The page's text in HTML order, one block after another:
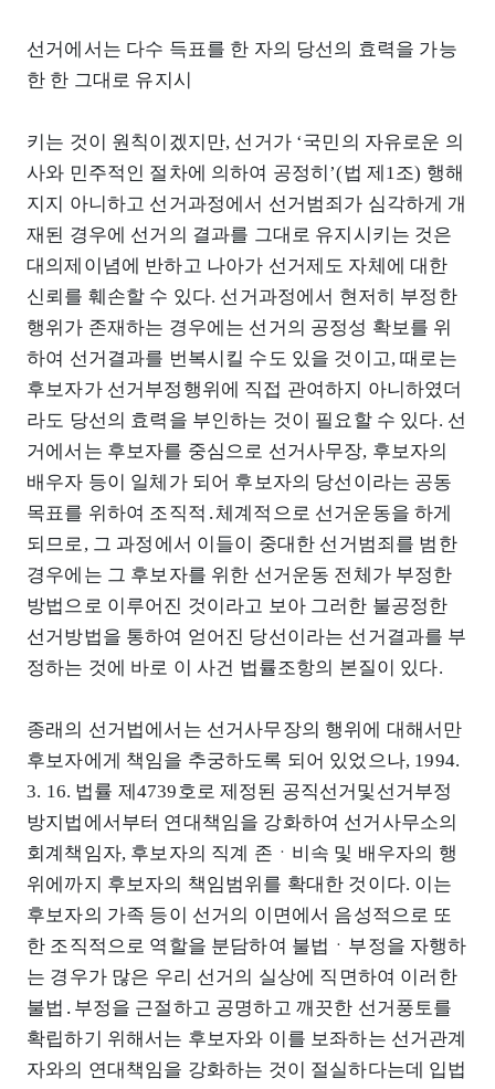
선거에서는 다수 득표를 한 자의 당선의 효력을 가능
한 한 그대로 유지시
키는 것이 원칙이겠지만, 선거가 ‘국민의 자유로운 의
사와 민주적인 절차에 의하여 공정히’(법 제1조) 행해
지지 아니하고 선거과정에서 선거범죄가 심각하게 개
재된 경우에 선거의 결과를 그대로 유지시키는 것은
대의제이념에 반하고 나아가 선거제도 자체에 대한
신뢰를 훼손할 수 있다. 선거과정에서 현저히 부정한
행위가 존재하는 경우에는 선거의 공정성 확보를 위
하여 선거결과를 번복시킬 수도 있을 것이고, 때로는
후보자가 선거부정행위에 직접 관여하지 아니하였더
라도 당선의 효력을 부인하는 것이 필요할 수 있다. 선
거에서는 후보자를 중심으로 선거사무장, 후보자의
배우자 등이 일체가 되어 후보자의 당선이라는 공동
목표를 위하여 조직적․체계적으로 선거운동을 하게
되므로, 그 과정에서 이들이 중대한 선거범죄를 범한
경우에는 그 후보자를 위한 선거운동 전체가 부정한
방법으로 이루어진 것이라고 보아 그러한 불공정한
선거방법을 통하여 얻어진 당선이라는 선거결과를 부
정하는 것에 바로 이 사건 법률조항의 본질이 있다.
종래의 선거법에서는 선거사무장의 행위에 대해서만
후보자에게 책임을 추궁하도록 되어 있었으나, 1994.
3. 16. 법률 제4739호로 제정된 공직선거및선거부정
방지법에서부터 연대책임을 강화하여 선거사무소의
회계책임자, 후보자의 직계 존ㆍ비속 및 배우자의 행
위에까지 후보자의 책임범위를 확대한 것이다. 이는
후보자의 가족 등이 선거의 이면에서 음성적으로 또
한 조직적으로 역할을 분담하여 불법ㆍ부정을 자행하
는 경우가 많은 우리 선거의 실상에 직면하여 이러한
불법․부정을 근절하고 공명하고 깨끗한 선거풍토를
확립하기 위해서는 후보자와 이를 보좌하는 선거관계
자와의 연대책임을 강화하는 것이 절실하다는데 입법